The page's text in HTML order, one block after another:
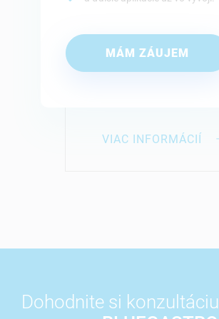
MÁM ZÁUJEM
VIAC INFORMÁCIÍ
Dohodnite si konzultáciu